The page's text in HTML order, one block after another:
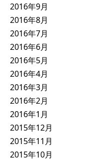
2016年9月
2016年8月
2016年7月
2016年6月
2016年5月
2016年4月
2016年3月
2016年2月
2016年1月
2015年12月
2015年11月
2015年10月